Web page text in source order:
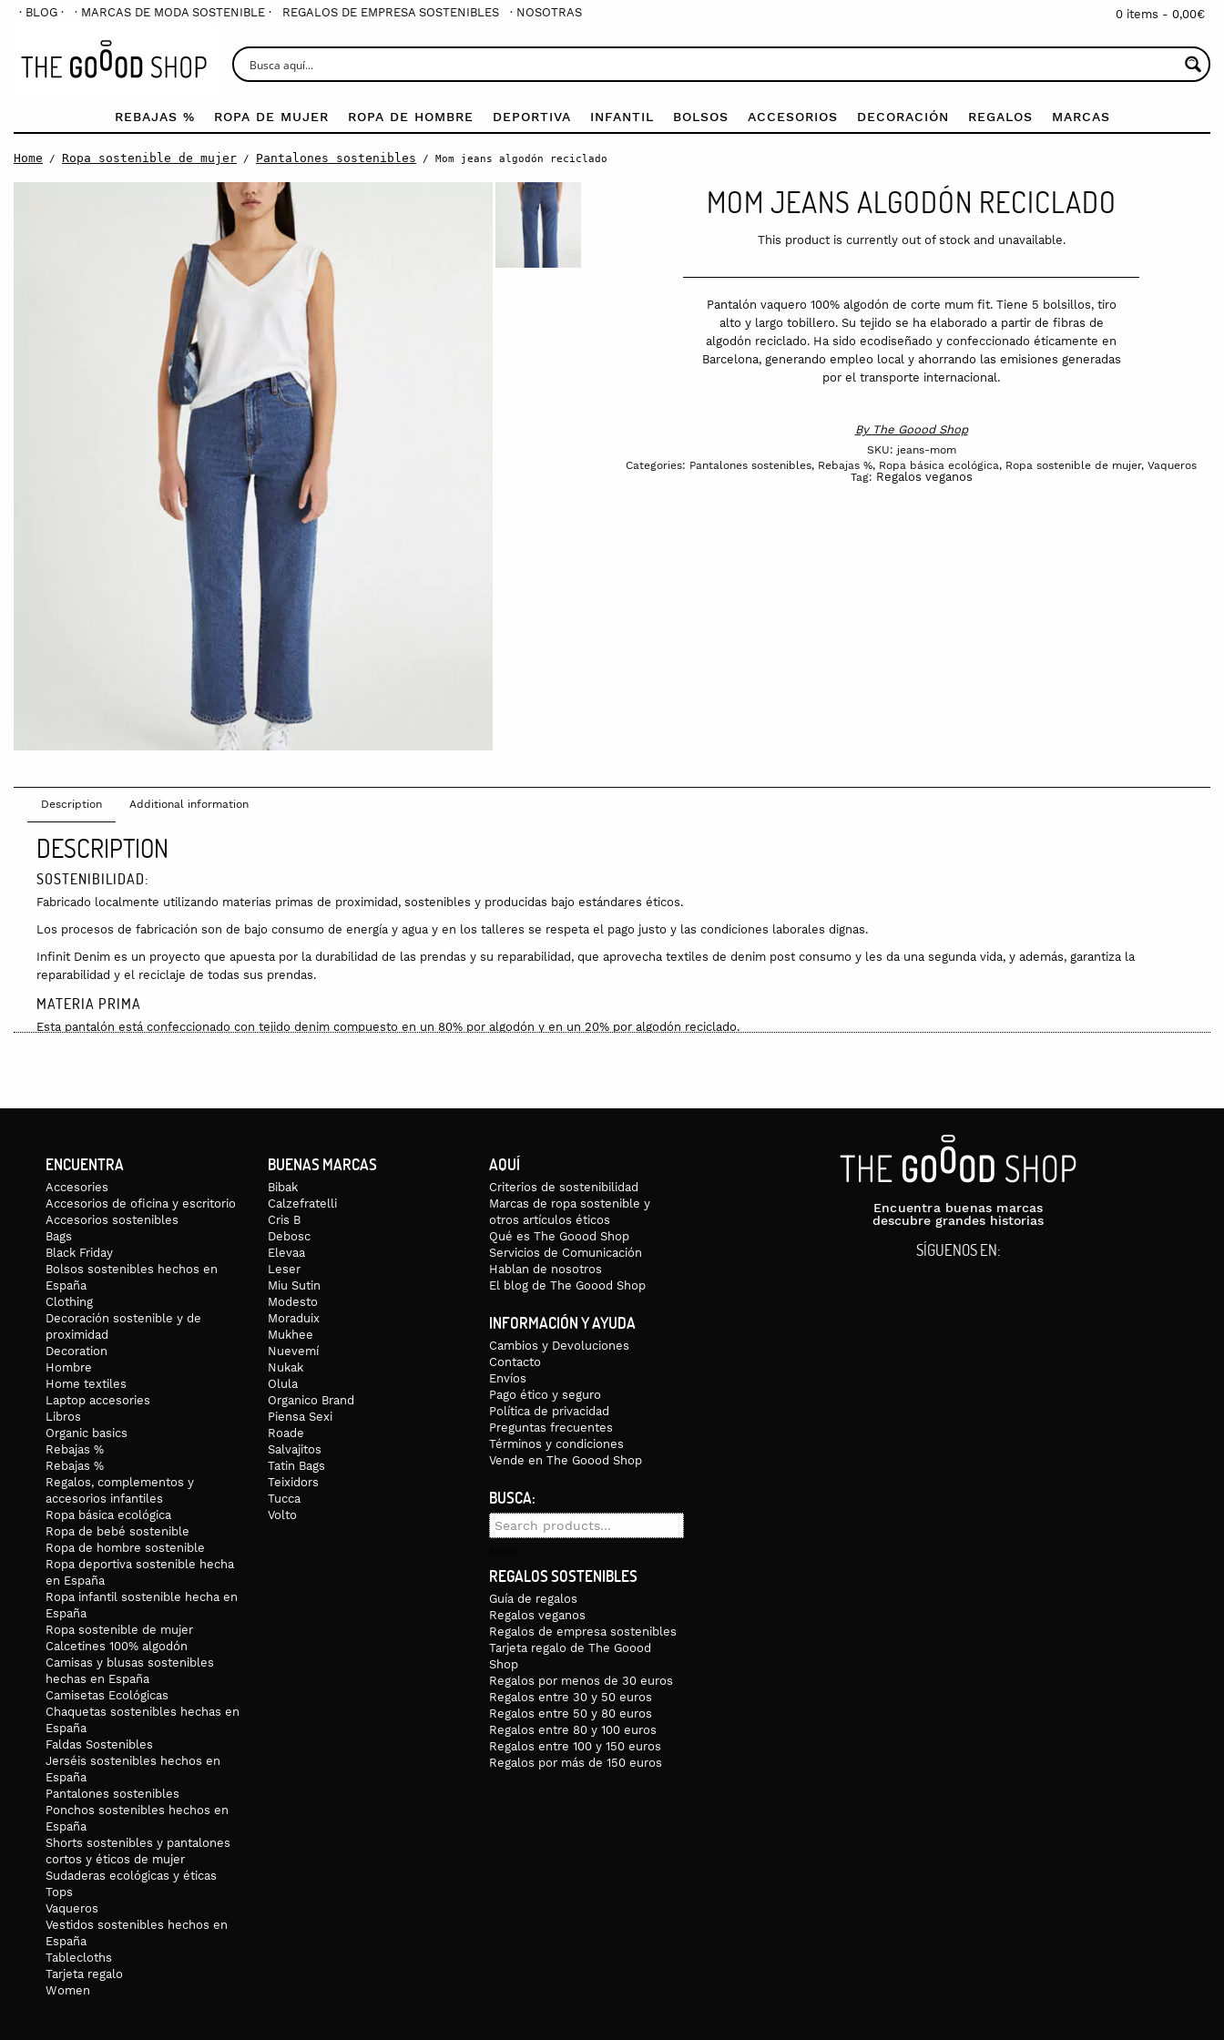
· BLOG · · MARCAS DE MODA SOSTENIBLE · REGALOS DE EMPRESA SOSTENIBLES · NOSOTRAS 0 items - 0,00€
REBAJAS % ROPA DE MUJER ROPA DE HOMBRE DEPORTIVA INFANTIL BOLSOS ACCESORIOS DECORACIÓN REGALOS MARCAS
Home / Ropa sostenible de mujer / Pantalones sostenibles / Mom jeans algodón reciclado
MOM JEANS ALGODÓN RECICLADO
This product is currently out of stock and unavailable.
Pantalón vaquero 100% algodón de corte mum fit. Tiene 5 bolsillos, tiro
alto y largo tobillero. Su tejido se ha elaborado a partir de fibras de
algodón reciclado. Ha sido ecodiseñado y confeccionado éticamente en
Barcelona, generando empleo local y ahorrando las emisiones generadas
por el transporte internacional.
By The Goood Shop
SKU: jeans-mom
Categories: Pantalones sostenibles, Rebajas %, Ropa básica ecológica, Ropa sostenible de mujer, Vaqueros
Tag: Regalos veganos
Description Additional information
DESCRIPTION
SOSTENIBILIDAD:
Fabricado localmente utilizando materias primas de proximidad, sostenibles y producidas bajo estándares éticos.
Los procesos de fabricación son de bajo consumo de energía y agua y en los talleres se respeta el pago justo y las condiciones laborales dignas.
Infinit Denim es un proyecto que apuesta por la durabilidad de las prendas y su reparabilidad, que aprovecha textiles de denim post consumo y les da una segunda vida, y además, garantiza la
reparabilidad y el reciclaje de todas sus prendas.
MATERIA PRIMA
Esta pantalón está confeccionado con tejido denim compuesto en un 80% por algodón y en un 20% por algodón reciclado.
CADERA (EN CM) 94-98 102-106 106-111
CUIDADOS
Se puede lavar a máquina, con colores semejantes. Te recomendamos que lo hagas siempre a máximo 30 grados y que evites la secadora. No lavar con lejía o al seco.
ENCUENTRA
Accesories
Accesorios de oficina y escritorio
Accesorios sostenibles
Bags
Black Friday
Bolsos sostenibles hechos en
España
Clothing
Decoración sostenible y de
proximidad
Decoration
Hombre
Home textiles
Laptop accesories
Libros
Organic basics
Rebajas %
Rebajas %
Regalos, complementos y
accesorios infantiles
Ropa básica ecológica
Ropa de bebé sostenible
Ropa de hombre sostenible
Ropa deportiva sostenible hecha
en España
Ropa infantil sostenible hecha en
España
Ropa sostenible de mujer
Calcetines 100% algodón
Camisas y blusas sostenibles
hechas en España
Camisetas Ecológicas
Chaquetas sostenibles hechas en
España
Faldas Sostenibles
Jerséis sostenibles hechos en
España
Pantalones sostenibles
Ponchos sostenibles hechos en
España
Shorts sostenibles y pantalones
cortos y éticos de mujer
Sudaderas ecológicas y éticas
Tops
Vaqueros
Vestidos sostenibles hechos en
España
Tablecloths
Tarjeta regalo
Women
BUENAS MARCAS
Bibak
Calzefratelli
Cris B
Debosc
Elevaa
Leser
Miu Sutin
Modesto
Moraduix
Mukhee
Nuevemí
Nukak
Olula
Organico Brand
Piensa Sexi
Roade
Salvajitos
Tatin Bags
Teixidors
Tucca
Volto
AQUÍ
Criterios de sostenibilidad
Marcas de ropa sostenible y
otros artículos éticos
Qué es The Goood Shop
Servicios de Comunicación
Hablan de nosotros
El blog de The Goood Shop
INFORMACIÓN Y AYUDA
Cambios y Devoluciones
Contacto
Envíos
Pago ético y seguro
Política de privacidad
Preguntas frecuentes
Términos y condiciones
Vende en The Goood Shop
BUSCA:
Search
REGALOS SOSTENIBLES
Guía de regalos
Regalos veganos
Regalos de empresa sostenibles
Tarjeta regalo de The Goood
Shop
Regalos por menos de 30 euros
Regalos entre 30 y 50 euros
Regalos entre 50 y 80 euros
Regalos entre 80 y 100 euros
Regalos entre 100 y 150 euros
Regalos por más de 150 euros
Encuentra buenas marcas
descubre grandes historias
SÍGUENOS EN: